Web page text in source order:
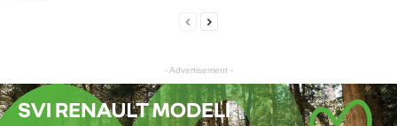
- Advertisement -